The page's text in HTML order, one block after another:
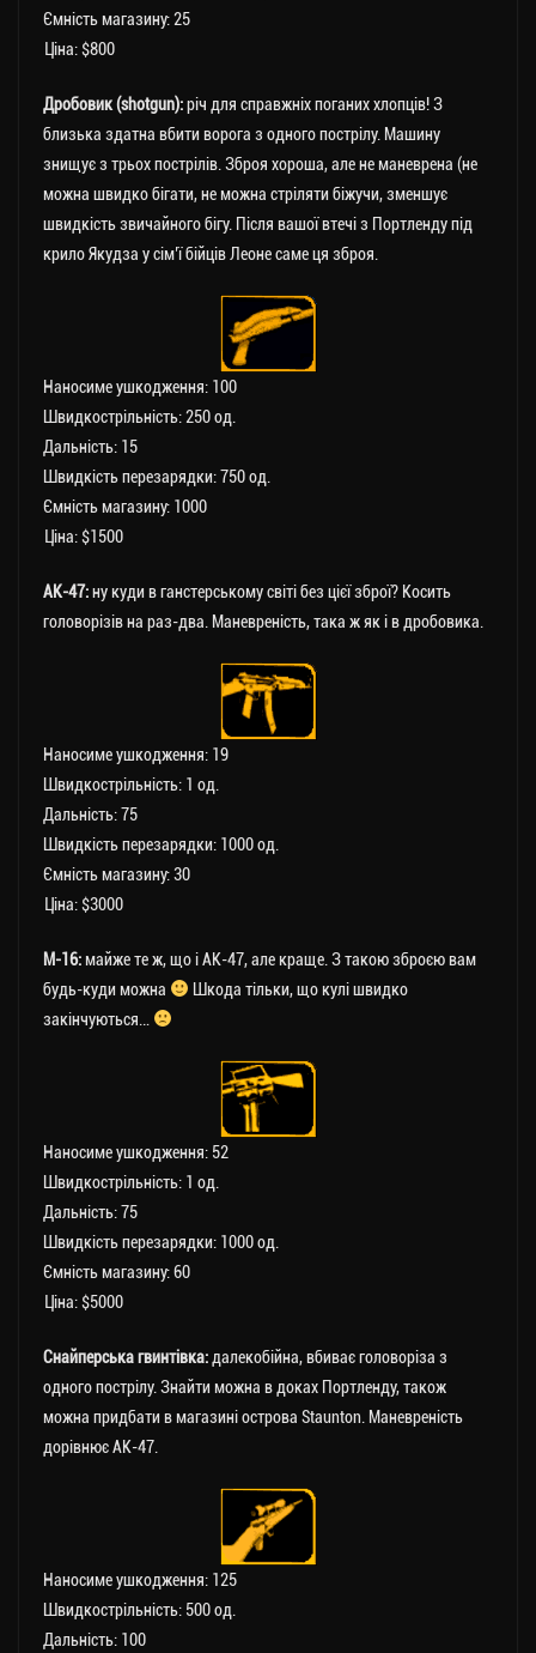
Ємність магазину: 25
Ціна: $800
Дробовик (shotgun):річ для справжніх поганих хлопців! З
близька здатна вбити ворога з одного пострілу. Машину
знищує з трьох пострілів. Зброя хороша, але не маневрена (не
можна швидко бігати, не можна стріляти біжучи, зменшує
швидкість звичайного бігу. Після вашої втечі з Портленду під
крило Якудза у сім’ї бійців Леоне саме ця зброя.
Наносиме ушкодження: 100
Швидкострільність: 250 од.
Дальність: 15
Швидкість перезарядки: 750 од.
Ємність магазину: 1000
Ціна: $1500
АК-47:ну куди в ганстерському світі без цієї зброї? Косить
головорізів на раз-два. Маневреність, така ж як і в дробовика.
Наносиме ушкодження: 19
Швидкострільність: 1 од.
Дальність: 75
Швидкість перезарядки: 1000 од.
Ємність магазину: 30
Ціна: $3000
М-16:майже те ж, що і АК-47, але краще. З такою зброєю вам
будь-куди можна
Шкода тільки, що кулі швидко
закінчуються…
Наносиме ушкодження: 52
Швидкострільність: 1 од.
Дальність: 75
Швидкість перезарядки: 1000 од.
Ємність магазину: 60
Ціна: $5000
Снайперська гвинтівка: далекобійна, вбиває головоріза з
одного пострілу. Знайти можна в доках Портленду, також
можна придбати в магазині острова Staunton. Маневреність
дорівнює АК-47.
Наносиме ушкодження: 125
Швидкострільність: 500 од.
Дальність: 100